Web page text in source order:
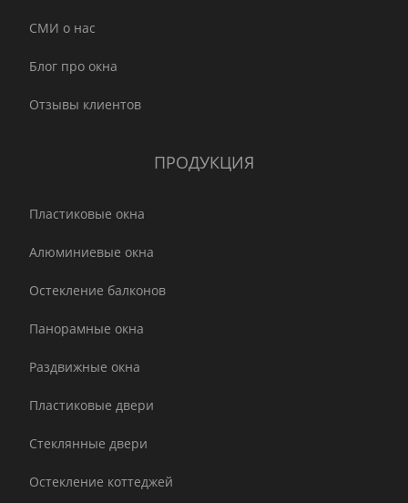
СМИ о нас
Блог про окна
Отзывы клиентов
ПРОДУКЦИЯ
Пластиковые окна
Алюминиевые окна
Остекление балконов
Панорамные окна
Раздвижные окна
Пластиковые двери
Стеклянные двери
Остекление коттеджей